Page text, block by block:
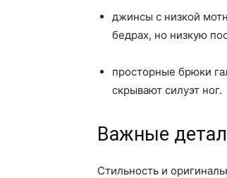
джинсы с низкой
бедрах, но низкую
просторные брюки
скрывают силуэт ног.
Важные
Стильность и